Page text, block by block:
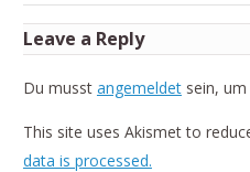
Leave a Reply
Du musst angemeldetsein, um
This site uses Akismet to
data is processed.